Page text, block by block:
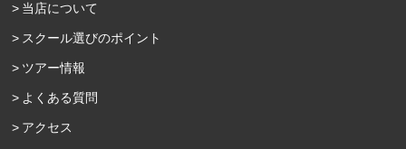
当店について
スクール選びのポイント
ツアー情報
よくある質問
アクセス